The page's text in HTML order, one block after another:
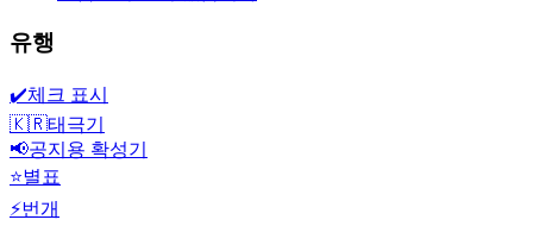
유행
✔️체크 표시
🇰🇷태극기
📢공지용 확성기
⭐별표
⚡번개